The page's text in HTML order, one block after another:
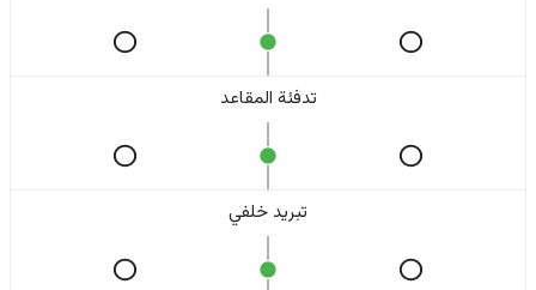
تدفئة المقاعد
تبريد خلفي